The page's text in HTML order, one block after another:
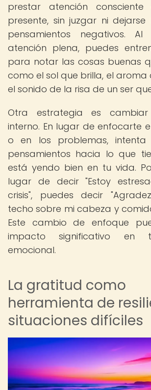
prestar atención
presente, sin juzgar ni
pensamientos negativos.
atención plena, puedes
para notar las cosas buenas
como el sol que brilla, el aroma
el sonido de la risa de un ser
Otra estrategia es
interno. En lugar de enfocarte
o en los problemas,
pensamientos hacia lo que
está yendo bien en tu vida.
lugar de decir "Estoy
crisis", puedes decir
techo sobre mi cabeza y
Este cambio de enfoque
impacto significativo en
emocional.
La gratitud como
herramienta de
situaciones difíciles